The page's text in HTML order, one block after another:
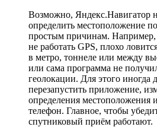
Возможно, Яндекс.Навигатор
определить местоположение
простым причинам. Например,
не работать GPS, плохо
в метро, тоннеле или между
или сама программа не
геолокации. Для этого иногда
перезапустить приложение,
определения местоположения
телефон. Главное, чтобы
спутниковый приём работают.